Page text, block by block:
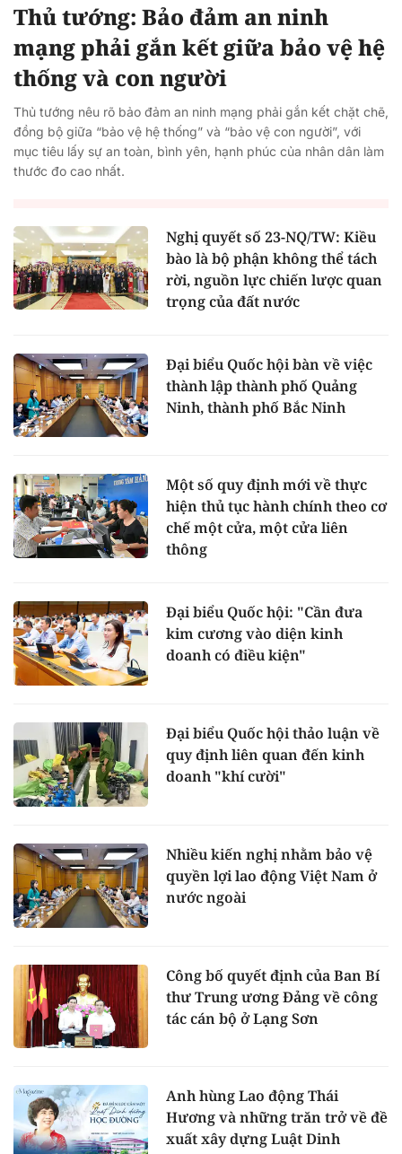
Thủ tướng: Bảo đảm an ninh
mạng phải gắn kết giữa bảo vệ hệ
thống và con người
Thủ tướng nêu rõ bảo đảm an ninh mạng phải gắn kết chặt chẽ,
đồng bộ giữa “bảo vệ hệ thống” và “bảo vệ con người”, với
mục tiêu lấy sự an toàn, bình yên, hạnh phúc của nhân dân làm
thước đo cao nhất.
Nghị quyết số 23-NQ/TW: Kiều
bào là bộ phận không thể tách
rời, nguồn lực chiến lược quan
trọng của đất nước
Đại biểu Quốc hội bàn về việc
thành lập thành phố Quảng
Ninh, thành phố Bắc Ninh
Một số quy định mới về thực
hiện thủ tục hành chính theo cơ
chế một cửa, một cửa liên
thông
Đại biểu Quốc hội: "Cần đưa
kim cương vào diện kinh
doanh có điều kiện"
Đại biểu Quốc hội thảo luận về
quy định liên quan đến kinh
doanh "khí cười"
Nhiều kiến nghị nhằm bảo vệ
quyền lợi lao động Việt Nam ở
nước ngoài
Công bố quyết định của Ban Bí
thư Trung ương Đảng về công
tác cán bộ ở Lạng Sơn
Anh hùng Lao động Thái
Hương và những trăn trở về đề
xuất xây dựng Luật Dinh